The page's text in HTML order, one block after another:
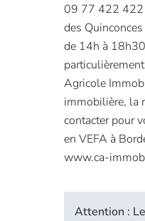
09 77 422 422
des
de 14h à
Agricole
immobilière, la
contacter pour
en VEFA à
www.ca-
Attention :